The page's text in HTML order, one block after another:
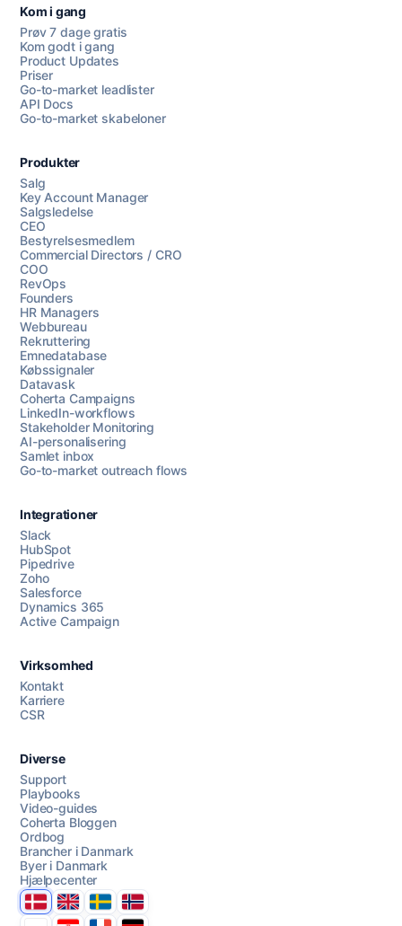
Chat med os
AI Campaign Assist
Kom i gang
Prøv 7 dage gratis
Kom godt i gang
Product Updates
Priser
Go-to-market leadlister
API Docs
Go-to-market skabeloner
Produkter
Salg
Key Account Manager
Salgsledelse
CEO
Bestyrelsesmedlem
Commercial Directors / CRO
COO
RevOps
Founders
HR Managers
Webbureau
Rekruttering
Emnedatabase
Købssignaler
Datavask
Coherta Campaigns
LinkedIn-workflows
Stakeholder Monitoring
AI-personalisering
Samlet inbox
Go-to-market outreach flows
Integrationer
Slack
HubSpot
Pipedrive
Zoho
Salesforce
Dynamics 365
Active Campaign
Virksomhed
Kontakt
Karriere
CSR
Diverse
Support
Playbooks
Video-guides
Coherta Bloggen
Ordbog
Brancher i Danmark
Byer i Danmark
Hjælpecenter
DanmarkUnited Kingdom
SverigeNorge